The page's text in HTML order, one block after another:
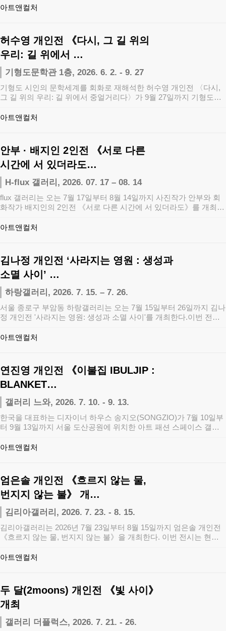
아트앤컬처
허수영 개인전 《다시, 그 길 위의
우리: 길 위에서 …
기형도문학관 1층, 2026. 6. 2. - 9. 27
기형도 시인의 문학세계를 회화로 재해석한 허수영 개인전 〈다시,
그 길 위의 우리: 길 위에서 중얼거리다〉가 9월 27일까지 기형도문
아트앤컬처
안부 · 배지인 2인전 《서로 다른
시간에 서 있더라도…
H-flux 갤러리, 2026. 07. 17 – 08. 14
flux 갤러리는 오는 7월 17일부터 8월 14일까지 사진작가 안부와 회
화작가 배지인의 2인전 《서로 다른 시간에 서 있더라도》를 개최한
아트앤컬처
김나정 개인전 ‘사라지는 영원 : 생성과
소멸 사이’ …
하랑갤러리, 2026. 7. 15. – 7. 26.
서울 종로구 부암동 하랑갤러리는 오는 7월 15일부터 26일까지 김나
정 개인전 '사라지는 영원: 생성과 소멸 사이'​를 개최한다.이번 전시
아트앤컬처
연진영 개인전 《이불집 IBULJIP :
BLANKET…
갤러리 느와, 2026. 7. 10. - 9. 13.
한국을 대표하는 디자이너 하우스 송지오(SONGZIO)가 7월 10일부
터 9월 13일까지 서울 도산공원에 위치한 아트 패션 스페이스 갤러
아트앤컬처
엄은솔 개인전 《흐르지 않는 물,
번지지 않는 불》 개…
김리아갤러리, 2026. 7. 23. - 8. 15.
김리아갤러리는 2026년 7월 23일부터 8월 15일까지 엄은솔 개인전
《흐르지 않는 물, 번지지 않는 불》을 개최한다. 이번 전시는 현실
아트앤컬처
두 달(2moons) 개인전 《빛 사이》
개최
갤러리 더플럭스, 2026. 7. 21. - 26.